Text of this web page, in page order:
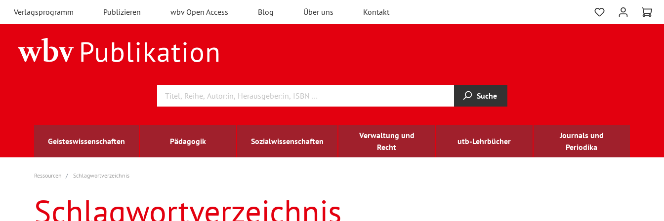
Verlagsprogramm Publizieren wbv Open Access Blog Über uns Kontakt
Suche
Geisteswissenschaften Pädagogik Sozialwissenschaften
Verwaltung und
Recht
utb-Lehrbücher
Journals und
Periodika
Archäologie
Berufs- und Wirtschaftspädagogik
Arbeitsmarktforschung
Außenwirtschaft
berufsbildung
Ressourcen Schlagwortverzeichnis
Schlagwortverzeichnis